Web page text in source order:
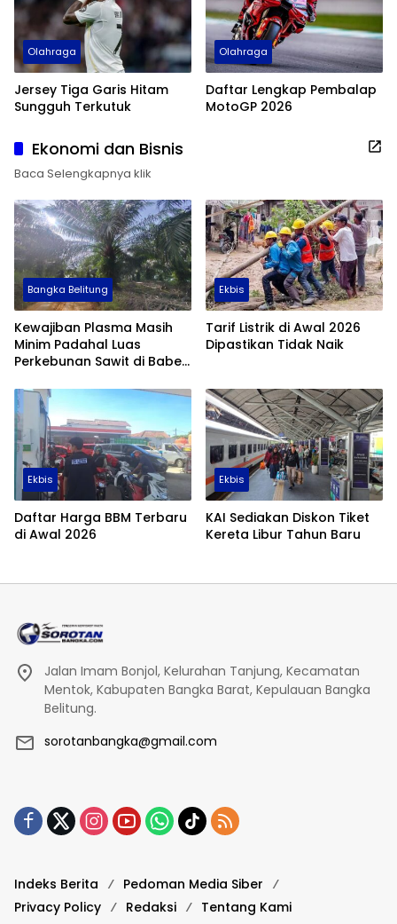
Olahraga
Jersey Tiga Garis Hitam
Sungguh Terkutuk
Olahraga
Daftar Lengkap Pembalap
MotoGP 2026
Ekonomi dan Bisnis
Baca Selengkapnya klik
Bangka Belitung
Kewajiban Plasma Masih
Minim Padahal Luas
Perkebunan Sawit di Babel
Ekbis
Tarif Listrik di Awal 2026
Dipastikan Tidak Naik
Ekbis
Daftar Harga BBM Terbaru
di Awal 2026
Ekbis
KAI Sediakan Diskon Tiket
Kereta Libur Tahun Baru
Jalan Imam Bonjol, Kelurahan Tanjung, Kecamatan
Mentok, Kabupaten Bangka Barat, Kepulauan Bangka
Belitung.
sorotanbangka@gmail.com
Indeks Berita
Pedoman Media Siber
Privacy Policy
Redaksi Tentang Kami